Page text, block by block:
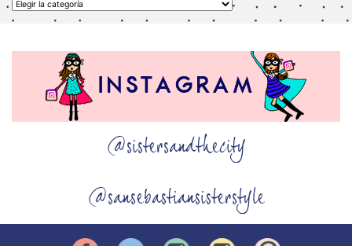
Categorías
@sistersandthecity
@sansebastiansisterstyle